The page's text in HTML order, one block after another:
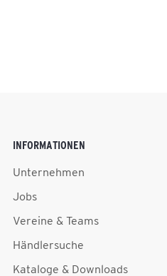
INFORMATIONEN
Unternehmen
Jobs
Vereine & Teams
Händlersuche
Kataloge & Downloads